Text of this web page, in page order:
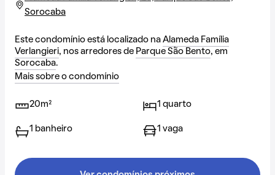
Sorocaba
Este condomínio está localizado na Alameda Família
Verlangieri, nos arredores de Parque São Bento, em
Sorocaba.
Mais sobre o condomínio
20m² 1 quarto
1 banheiro 1 vaga